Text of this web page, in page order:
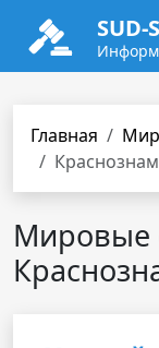
SUD-
Главная
Мировые